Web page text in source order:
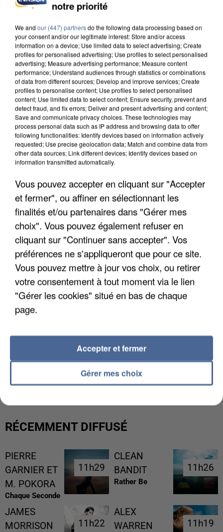
DE FAUNE SAUVAGE SONT...
L’UN DES FONDATEURS SUPPOSÉS DE LA DZ
MAFIA INTERPELLÉ EN ALGÉRIE
RÉCEMMENT DIFFUSÉ
PIERRE
GARNIER ET
M. POKORA
Chaque Seconde
11h29
11h29
CLEAN
BANDIT
Rather Be
11h26
11h26
JAMES
MORRISON
11h22
11h22
ALEX
WARREN
11h19
11h19
notre priorité
We and our (447) partnersdo the following data processing based on
your consent and/or our legitimate interest: Store and/or access
information on a device; Use limited data to select advertising; Create
profiles for personalised advertising; Use profiles to select personalised
advertising; Measure advertising performance; Measure content
performance; Understand audiences through statistics or combinations
of data from different sources; Develop and improve services; Create
profiles to personalise content; Use profiles to select personalised
content; Use limited data to select content; Ensure security, prevent and
detect fraud, and fix errors; Deliver and present advertising and content;
Save and communicate privacy choices. These technologies may
process personal data such as IP address and browsing data to offer
following functionalities: Identify devices based on information actively
requested; Use precise geolocation data; Match and combine data from
other data sources; Link different devices; Identify devices based on
information transmitted automatically.
Vous pouvez accepter en cliquant sur "Accepter
et fermer", ou affiner en sélectionnant les
finalités et/ou partenaires dans "Gérer mes
choix". Vous pouvez également refuser en
cliquant sur "Continuer sans accepter". Vos
préférences ne s'appliqueront que pour ce site.
Vous pouvez mettre à jour vos choix, ou retirer
votre consentement à tout moment via le lien
"Gérer les cookies" situé en bas de chaque
page.
Gérer mes choix
Accepter et fermer